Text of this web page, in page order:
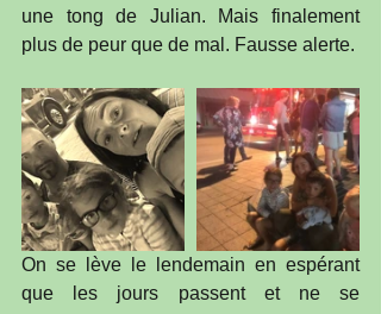
une tong de Julian. Mais finalement
plus de peur que de mal. Fausse alerte.
On se lève le lendemain en espérant
que les jours passent et ne se